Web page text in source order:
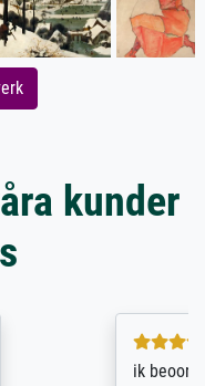
kunder
positief.